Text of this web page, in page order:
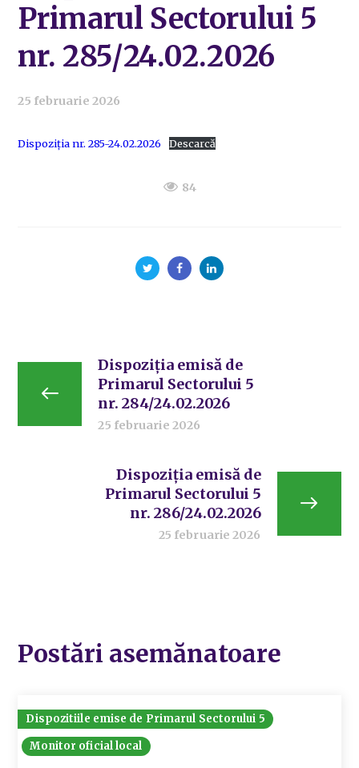
Primarul Sectorului 5
nr. 285/24.02.2026
25 februarie 2026
Dispoziția nr. 285-24.02.2026 Descarcă
84
Dispoziția emisă de
Primarul Sectorului 5
nr. 284/24.02.2026
25 februarie 2026
Dispoziția emisă de
Primarul Sectorului 5
nr. 286/24.02.2026
25 februarie 2026
Postări asemănatoare
Dispozitiile emise de Primarul Sectorului 5
Monitor oficial local